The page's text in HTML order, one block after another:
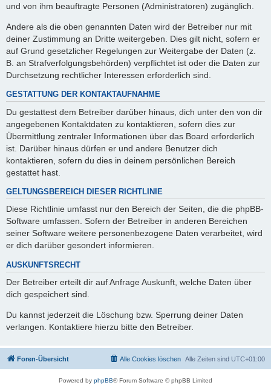
und von ihm beauftragte Personen (Administratoren) zugänglich.
Andere als die oben genannten Daten wird der Betreiber nur mit
deiner Zustimmung an Dritte weitergeben. Dies gilt nicht, sofern er
auf Grund gesetzlicher Regelungen zur Weitergabe der Daten (z.
B. an Strafverfolgungsbehörden) verpflichtet ist oder die Daten zur
Durchsetzung rechtlicher Interessen erforderlich sind.
GESTATTUNG DER KONTAKTAUFNAHME
Du gestattest dem Betreiber darüber hinaus, dich unter den von dir
angegebenen Kontaktdaten zu kontaktieren, sofern dies zur
Übermittlung zentraler Informationen über das Board erforderlich
ist. Darüber hinaus dürfen er und andere Benutzer dich
kontaktieren, sofern du dies in deinem persönlichen Bereich
gestattet hast.
GELTUNGSBEREICH DIESER RICHTLINIE
Diese Richtlinie umfasst nur den Bereich der Seiten, die die phpBB-
Software umfassen. Sofern der Betreiber in anderen Bereichen
seiner Software weitere personenbezogene Daten verarbeitet, wird
er dich darüber gesondert informieren.
AUSKUNFTSRECHT
Der Betreiber erteilt dir auf Anfrage Auskunft, welche Daten über
dich gespeichert sind.
Du kannst jederzeit die Löschung bzw. Sperrung deiner Daten
verlangen. Kontaktiere hierzu bitte den Betreiber.
Foren-Übersicht Alle Zeiten sind UTC+01:00
Alle Cookies löschen
Powered by phpBB® Forum Software © phpBB Limited